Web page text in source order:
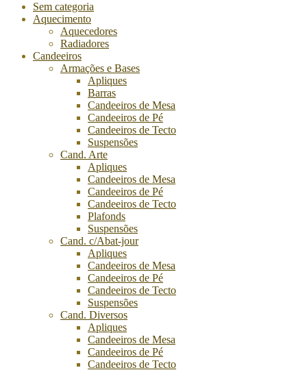
Sem categoria
Aquecimento
Aquecedores
Radiadores
Candeeiros
Armações e Bases
Apliques
Barras
Candeeiros de Mesa
Candeeiros de Pé
Candeeiros de Tecto
Suspensões
Cand. Arte
Apliques
Candeeiros de Mesa
Candeeiros de Pé
Candeeiros de Tecto
Plafonds
Suspensões
Cand. c/Abat-jour
Apliques
Candeeiros de Mesa
Candeeiros de Pé
Candeeiros de Tecto
Suspensões
Cand. Diversos
Apliques
Candeeiros de Mesa
Candeeiros de Pé
Candeeiros de Tecto